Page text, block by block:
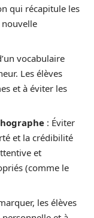
qui récapitule les
vocabulaire
Les élèves
et à éviter les
: Éviter
et la crédibilité
et
(comme le
les élèves